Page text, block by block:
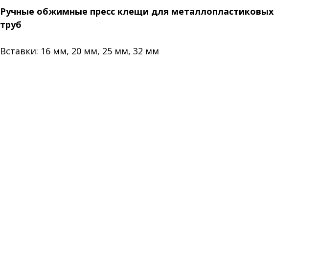
Ручные обжимные пресс клещи для металлопластиковых
труб
Вставки: 16 мм, 20 мм, 25 мм, 32 мм